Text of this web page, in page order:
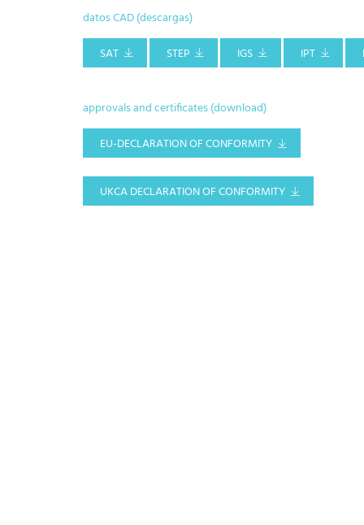
datos CAD (descargas)
SAT
STEP IGS IPT
approvals and certificates (download)
EU-DECLARATION OF CONFORMITY
UKCA DECLARATION OF CONFORMITY